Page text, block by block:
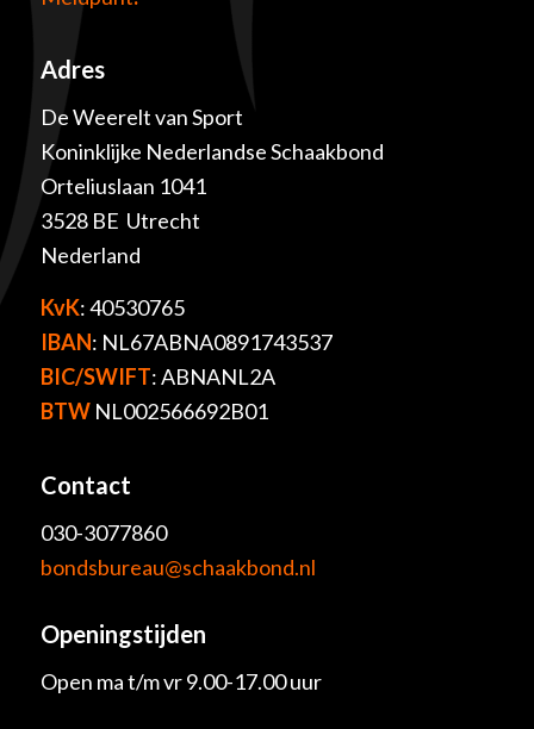
Adres
De Weerelt van Sport
Koninklijke Nederlandse Schaakbond
Orteliuslaan 1041
3528 BE Utrecht
Nederland
KvK: 40530765
IBAN: NL67ABNA0891743537
BIC/SWIFT: ABNANL2A
BTWNL002566692B01
Contact
030-3077860
bondsbureau@schaakbond.nl
Openingstijden
Open ma t/m vr 9.00-17.00 uur